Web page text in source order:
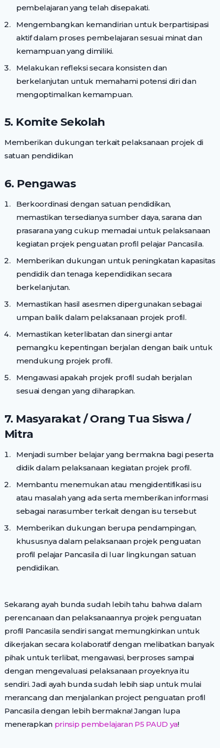
pembelajaran yang telah disepakati.
Mengembangkan kemandirian untuk berpartisipasi
aktif dalam proses pembelajaran sesuai minat dan
kemampuan yang dimiliki.
Melakukan refleksi secara konsisten dan
berkelanjutan untuk memahami potensi diri dan
mengoptimalkan kemampuan.
5. Komite Sekolah
Memberikan dukungan terkait pelaksanaan projek di
satuan pendidikan
6. Pengawas
Berkoordinasi dengan satuan pendidikan,
memastikan tersedianya sumber daya, sarana dan
prasarana yang cukup memadai untuk pelaksanaan
kegiatan projek penguatan profil pelajar Pancasila.
Memberikan dukungan untuk peningkatan kapasitas
pendidik dan tenaga kependidikan secara
berkelanjutan.
Memastikan hasil asesmen dipergunakan sebagai
umpan balik dalam pelaksanaan projek profil.
Memastikan keterlibatan dan sinergi antar
pemangku kepentingan berjalan dengan baik untuk
mendukung projek profil.
Mengawasi apakah projek profil sudah berjalan
sesuai dengan yang diharapkan.
7. Masyarakat / Orang Tua Siswa /
Mitra
Menjadi sumber belajar yang bermakna bagi peserta
didik dalam pelaksanaan kegiatan projek profil.
Membantu menemukan atau mengidentifikasi isu
atau masalah yang ada serta memberikan informasi
sebagai narasumber terkait dengan isu tersebut
Memberikan dukungan berupa pendampingan,
khususnya dalam pelaksanaan projek penguatan
profil pelajar Pancasila di luar lingkungan satuan
pendidikan.
Sekarang ayah bunda sudah lebih tahu bahwa dalam
perencanaan dan pelaksanaannya projek penguatan
profil Pancasila sendiri sangat memungkinkan untuk
dikerjakan secara kolaboratif dengan melibatkan banyak
pihak untuk terlibat, mengawasi, berproses sampai
dengan mengevaluasi pelaksanaan proyeknya itu
sendiri. Jadi ayah bunda sudah lebih siap untuk mulai
merancang dan menjalankan project penguatan profil
Pancasila dengan lebih bermakna! Jangan lupa
menerapkan prinsip pembelajaran P5 PAUD ya!